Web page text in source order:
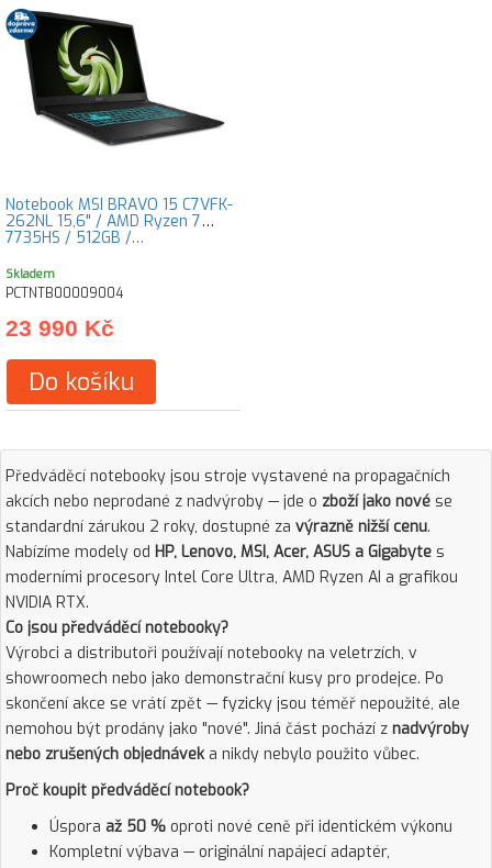
Notebook MSI BRAVO 15 C7VFK-
262NL 15,6" / AMD Ryzen 7
7735HS / 512GB /…
Skladem
PCTNTB00009004
23 990 Kč
Do košíku
Předváděcí notebooky jsou stroje vystavené na propagačních
akcích nebo neprodané z nadvýroby — jde o zboží jako nové se
standardní zárukou 2 roky, dostupné za výrazně nižší cenu.
Nabízíme modely od HP, Lenovo, MSI, Acer, ASUS a Gigabyte s
moderními procesory Intel Core Ultra, AMD Ryzen AI a grafikou
NVIDIA RTX.
Co jsou předváděcí notebooky?
Výrobci a distributoři používají notebooky na veletrzích, v
showroomech nebo jako demonstrační kusy pro prodejce. Po
skončení akce se vrátí zpět — fyzicky jsou téměř nepoužité, ale
nemohou být prodány jako "nové". Jiná část pochází z nadvýroby
nebo zrušených objednáveka nikdy nebylo použito vůbec.
Proč koupit předváděcí notebook?
Úspora až 50 % oproti nové ceně při identickém výkonu
Kompletní výbava — originální napájecí adaptér,